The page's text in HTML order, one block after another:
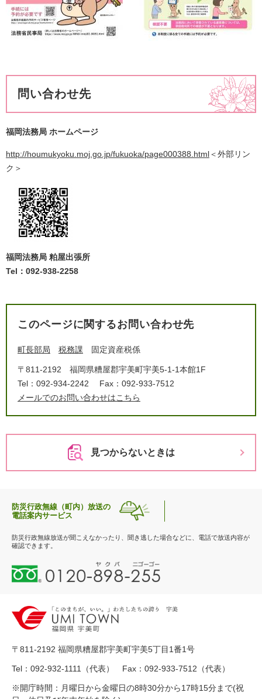
問い合わせ先
福岡法務局 ホームページ
http://houmukyoku.moj.go.jp/fukuoka/page000388.html＜外部リン
ク＞
福岡法務局 粕屋出張所
Tel：092-938-2258
このページに関するお問い合わせ先
町長部局 税務課 固定資産税係
〒811-2192
福岡県糟屋郡宇美町宇美5-1-1本館1F
Tel：092-934-2242
Fax：092-933-7512
メールでのお問い合わせはこちら
見つからないときは
防災行政無線（町内）放送の
電話案内サービス
防災行政無線放送が聞こえなかったり、聞き逃した場合などに、電話で放送内容が
確認できます。
0
1
-
8
-
5
〒811-2192 福岡県糟屋郡宇美町宇美5丁目1番1号
Tel：092-932-1111（代表） Fax：092-933-7512（代表）
※開庁時間：月曜日から金曜日の8時30分から17時15分まで(祝